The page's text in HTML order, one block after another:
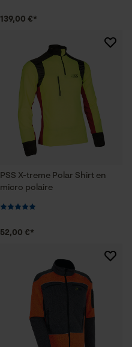
139,00 €*
PSS X-treme Polar Shirt en
micro polaire
52,00 €*